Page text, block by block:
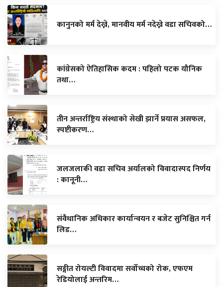
कानुनको मर्म देख्ने, मानवीय मर्म नदेख्ने वडा सचिवको…
कांग्रेसको ऐतिहासिक कदम : पहिलो पटक यौनिक
तथा…
तीन अन्तर्राष्ट्रिय संस्थाको सेखी झार्ने प्रयास असफल,
स्पष्टीकरण…
जलजलाकी वडा सचिव अर्यालको विवादास्पद निर्णय
: कानूनी…
संवैधानिक अधिकार कार्यान्वयन र बजेट सुनिश्चित गर्न
लिड…
सङ्गीत रोयल्टी विवादमा सर्वोच्चको रोक, एफएम
रेडियोलाई अन्तरिम…